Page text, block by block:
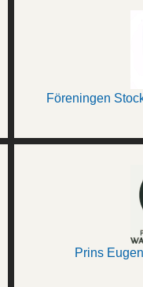
Föreningen
Prins